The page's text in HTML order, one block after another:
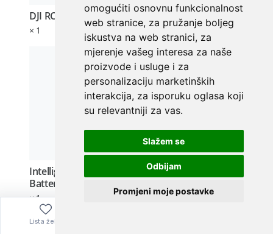
omogućiti osnovnu funkcionalnost
web stranice, za pružanje boljeg
iskustva na web stranici, za
mjerenje vašeg interesa za naše
proizvode i usluge i za
personalizaciju marketinških
interakcija, za isporuku oglasa koji
su relevantniji za vas.
Slažem se
Odbijam
Promjeni moje postavke
Lista želja